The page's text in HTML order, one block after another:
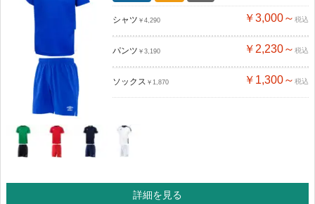
シャツ ￥4,290 ￥3,000～ 税込
パンツ ￥3,190 ￥2,230～ 税込
ソックス ￥1,870 ￥1,300～ 税込
詳細を見る